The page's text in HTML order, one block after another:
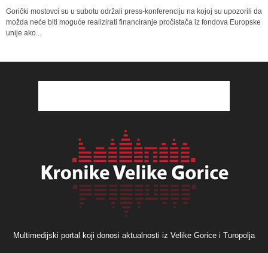
Gorički mostovci su u subotu održali press-konferenciju na kojoj su upozorili da
možda neće biti moguće realizirati financiranje pročistača iz fondova Europske
unije ako...
Multimedijski portal koji donosi aktualnosti iz Velike Gorice i Turopolja